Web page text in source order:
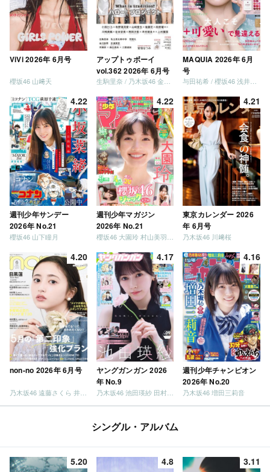
ViVi 2026年 6月号
櫻坂46 山﨑天
アップトゥボーイ
vol.362 2026年 6月号
MAQUIA 2026年 6月
号
4.22
週刊少年サンデー
2026年 No.21
櫻坂46 山下瞳月
4.22
週刊少年マガジン
2026年 No.21
4.21
東京カレンダー 2026
年 6月号
乃木坂46 川﨑桜
4.20
non-no 2026年 6月号
4.17
ヤングガンガン 2026
年 No.9
乃木坂46 池田瑛紗 田村真佑
4.16
週刊少年チャンピオン
2026年 No.20
乃木坂46 増田三莉音
シングル・アルバム
5.20 4.8 3.11